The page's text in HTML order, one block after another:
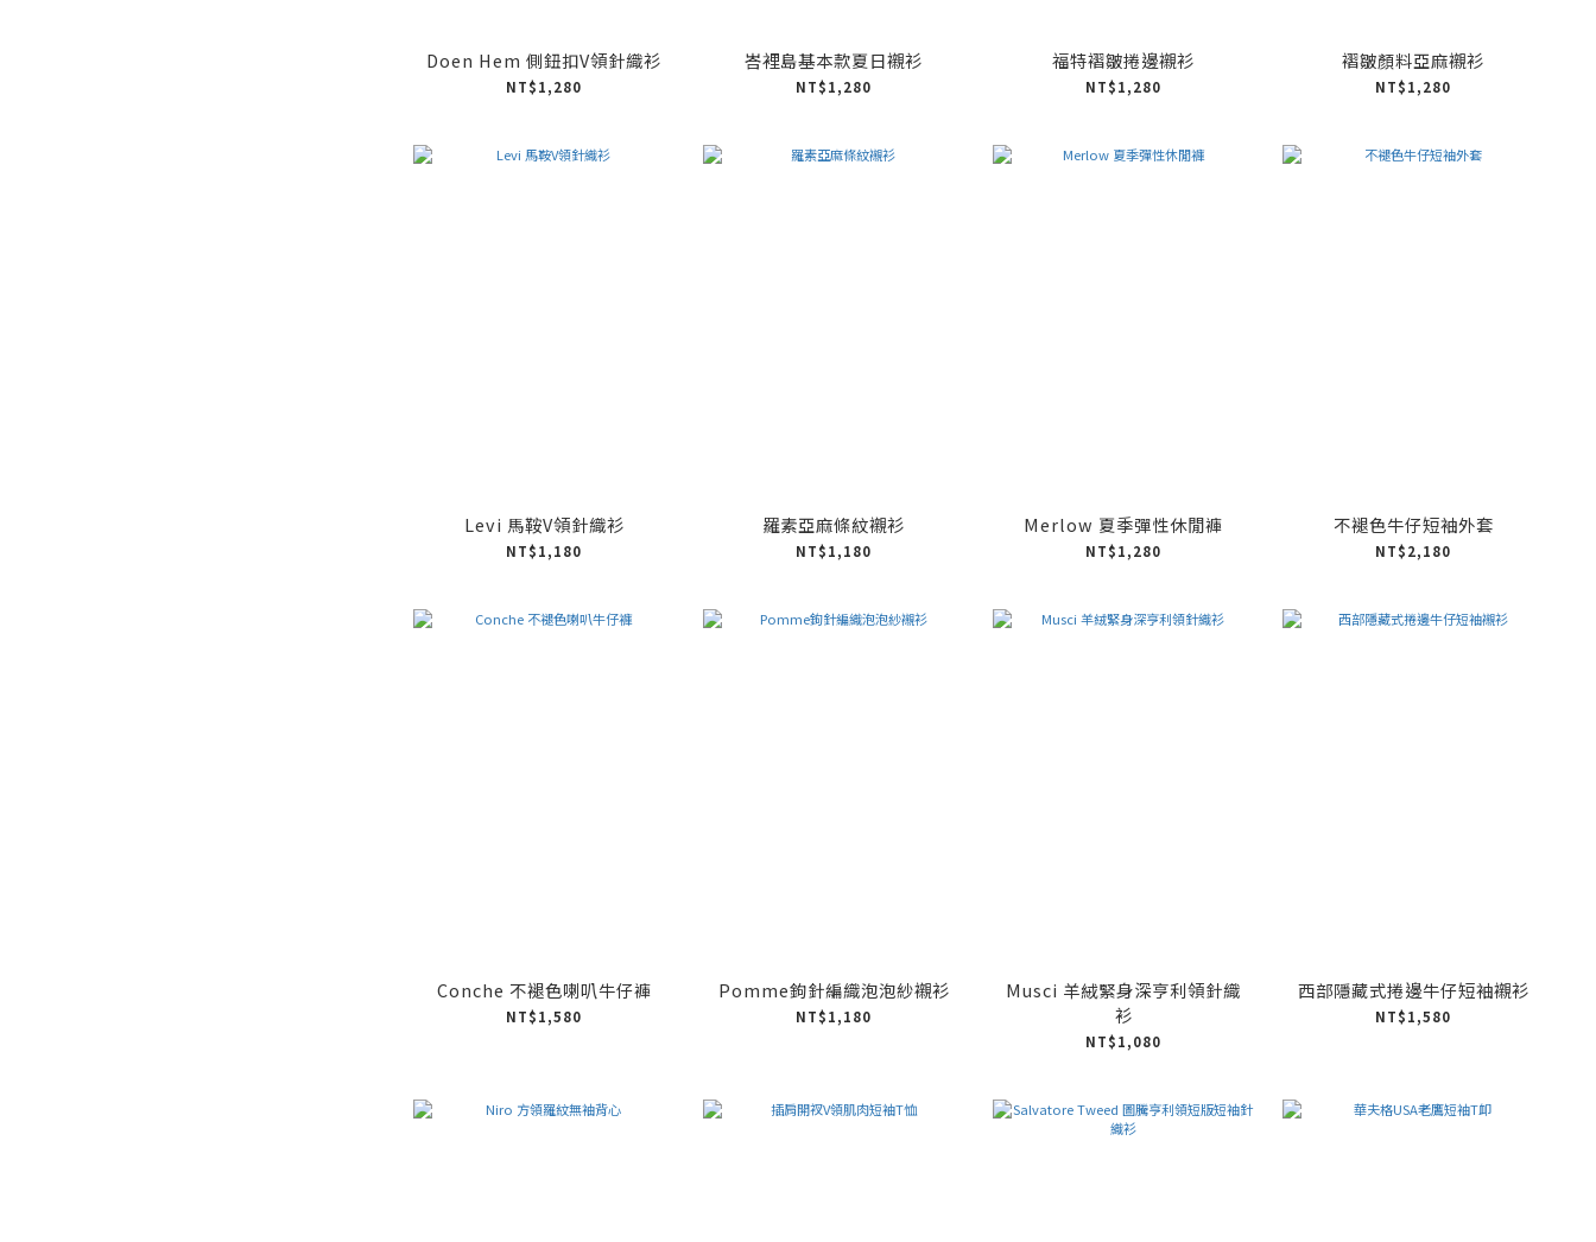
Doen Hem 側鈕扣V領針織衫
NT$1,280
峇裡島基本款夏日襯衫
NT$1,280
福特褶皺捲邊襯衫
NT$1,280
褶皺顏料亞麻襯衫
NT$1,280
Levi 馬鞍V領針織衫
NT$1,180
羅素亞麻條紋襯衫
NT$1,180
Merlow 夏季彈性休閒褲
NT$1,280
不褪色牛仔短袖外套
NT$2,180
Conche 不褪色喇叭牛仔褲
NT$1,580
Pomme鉤針編織泡泡紗襯衫
NT$1,180
Musci 羊絨緊身深亨利領針織
衫
NT$1,080
西部隱藏式捲邊牛仔短袖襯衫
NT$1,580